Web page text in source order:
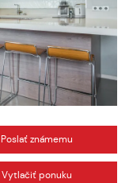
Poslať známemu
Vytlačiť ponuku